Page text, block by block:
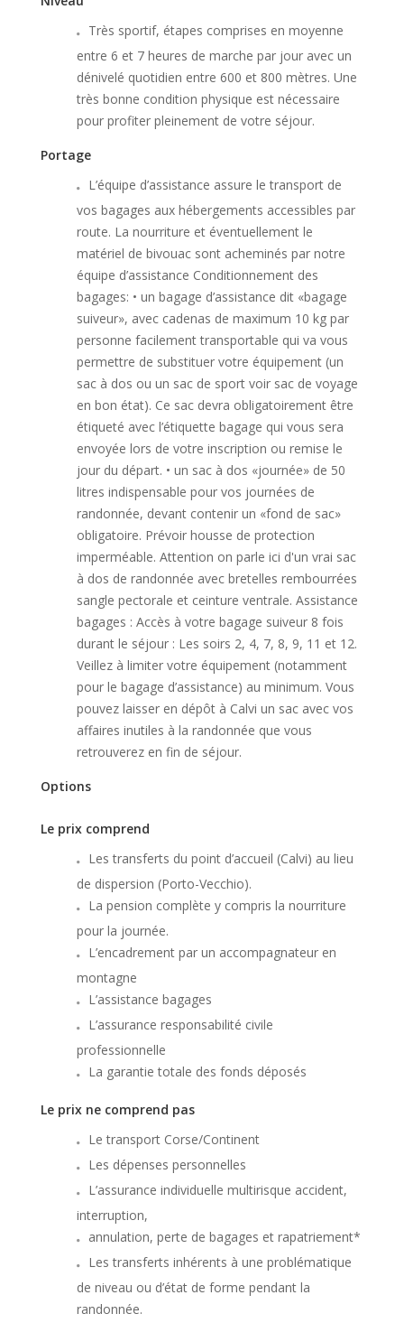
Très sportif, étapes comprises en moyenne
entre 6 et 7 heures de marche par jour avec un
dénivelé quotidien entre 600 et 800 mètres. Une
très bonne condition physique est nécessaire
pour profiter pleinement de votre séjour.
Portage
L’équipe d’assistance assure le transport de
vos bagages aux hébergements accessibles par
route. La nourriture et éventuellement le
matériel de bivouac sont acheminés par notre
équipe d’assistance Conditionnement des
bagages: • un bagage d’assistance dit «bagage
suiveur», avec cadenas de maximum 10 kg par
personne facilement transportable qui va vous
permettre de substituer votre équipement (un
sac à dos ou un sac de sport voir sac de voyage
en bon état). Ce sac devra obligatoirement être
étiqueté avec l’étiquette bagage qui vous sera
envoyée lors de votre inscription ou remise le
jour du départ. • un sac à dos «journée» de 50
litres indispensable pour vos journées de
randonnée, devant contenir un «fond de sac»
obligatoire. Prévoir housse de protection
imperméable. Attention on parle ici d'un vrai sac
à dos de randonnée avec bretelles rembourrées
sangle pectorale et ceinture ventrale. Assistance
bagages : Accès à votre bagage suiveur 8 fois
durant le séjour : Les soirs 2, 4, 7, 8, 9, 11 et 12.
Veillez à limiter votre équipement (notamment
pour le bagage d’assistance) au minimum. Vous
pouvez laisser en dépôt à Calvi un sac avec vos
affaires inutiles à la randonnée que vous
retrouverez en fin de séjour.
Options
Le prix comprend
Les transferts du point d’accueil (Calvi) au lieu
de dispersion (Porto-Vecchio).
La pension complète y compris la nourriture
pour la journée.
L’encadrement par un accompagnateur en
montagne
L’assistance bagages
L’assurance responsabilité civile
professionnelle
La garantie totale des fonds déposés
Le prix ne comprend pas
Le transport Corse/Continent
Les dépenses personnelles
L’assurance individuelle multirisque accident,
interruption,
annulation, perte de bagages et rapatriement*
Les transferts inhérents à une problématique
de niveau ou d’état de forme pendant la
randonnée.